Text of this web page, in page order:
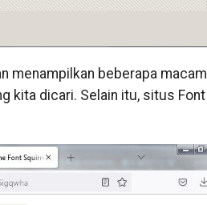
menampilkan beberapa macam
kita dicari. Selain itu, situs Font